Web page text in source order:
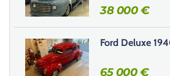
38 000€
Ford Deluxe
65 000€